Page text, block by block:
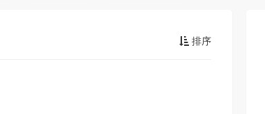
排序